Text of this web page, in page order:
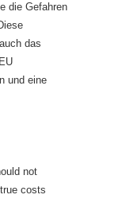
die Gefahren
das
und eine
not
costs